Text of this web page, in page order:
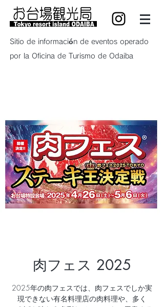
Sitio de información de eventos operado
por la Oficina de Turismo de Odaiba
肉フェス 2025
2025年の肉フェスでは、肉フェスでしか実
現できない有名料理店の肉料理や、多く